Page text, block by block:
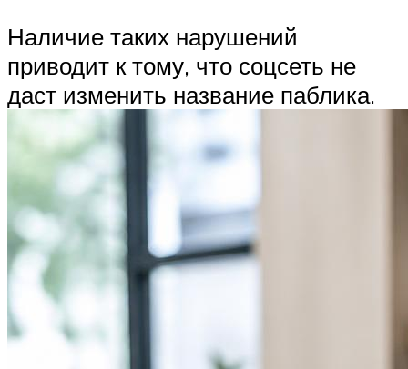
Наличие таких нарушений
приводит к тому, что соцсеть не
даст изменить название паблика.